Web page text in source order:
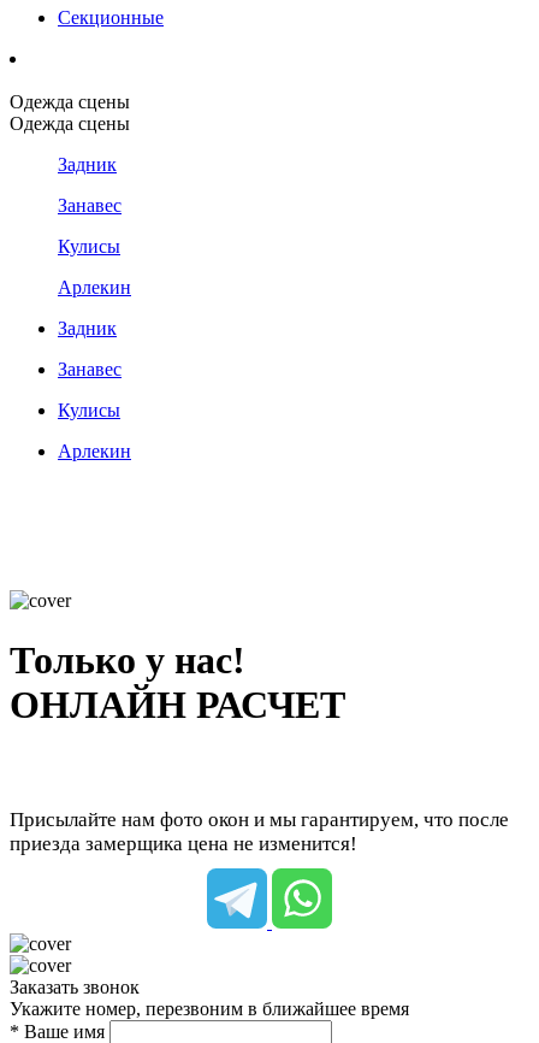
Секционные
Одежда сцены
Одежда сцены
Задник
Занавес
Кулисы
Арлекин
Задник
Занавес
Кулисы
Арлекин
Только у нас!
ОНЛАЙН РАСЧЕТ
Присылайте нам фото окон и мы гарантируем, что после
приезда замерщика цена не изменится!
Заказать звонок
Укажите номер, перезвоним в ближайшее время
* Ваше имя